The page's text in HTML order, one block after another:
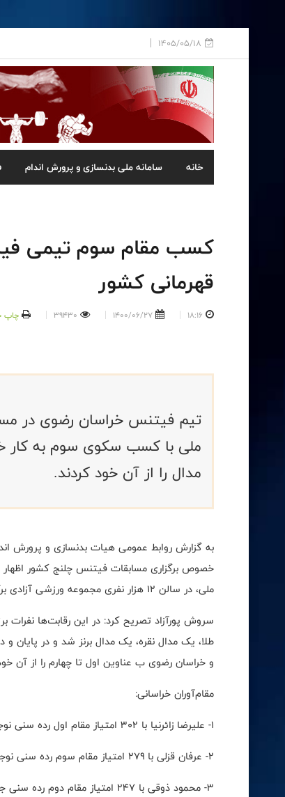
1405/05/18
خانه سامانه ملی بدنسازی و پرورش اندام
کسب مقام سوم تیمی
قهرمانی کشور
18:16
1400/06/27
39430 چاپ
تیم فیتنس خراسان رضوی در
ملی با کسب سکوی سوم به کار
مدال را از آن خود کردند.
به گزارش روابط عمومی هیات بدنسازی و پرورش
خصوص برگزاری مسابقات فیتنس چلنج کشور
ملی، در سالن ۱۲ هزار نفری مجموعه ورزشی آزادی برگزار شد و نفرات برتر بخش مردان در رده‌های سنی مختلف مشخص شدند.
سروش پورآزاد تصریح کرد: در این رقابت‌ها
طلا، یک مدال نقره، یک مدال برنز شد و در
و خراسان رضوی ب عناوین اول تا چهارم را از آن
مقام‌آوران خراسانی:
۱- علیرضا زائرنیا با ۳۰۲ امتیاز مقام اول رده سنی نوجوانان
۲- عرفان قزلی با ۲۷۹ امتیاز مقام سوم رده سنی نوجوانان
۳- محمود ذوقی با ۲۴۷ امتیاز مقام دوم رده سنی جوانان